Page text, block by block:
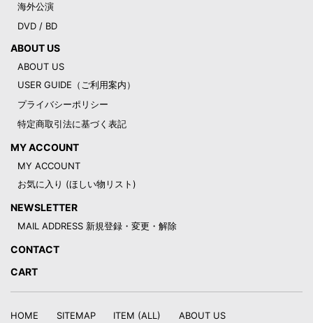
海外公演
DVD / BD
ABOUT US
ABOUT US
USER GUIDE（ご利用案内）
プライバシーポリシー
特定商取引法に基づく表記
MY ACCOUNT
MY ACCOUNT
お気に入り (ほしい物リスト)
NEWSLETTER
MAIL ADDRESS 新規登録・変更・解除
CONTACT
CART
HOME SITEMAP ITEM (ALL) ABOUT US